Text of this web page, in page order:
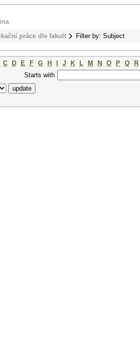
práce dle fakult Filter by: Subject
C D E F G H J K L M N O P Q
R
Starts with